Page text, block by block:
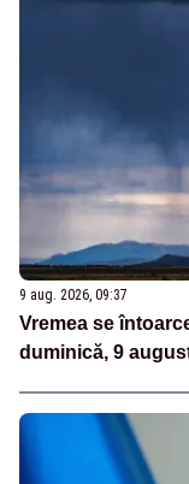
9 aug. 2026, 09:37
Vremea se
duminică, 9